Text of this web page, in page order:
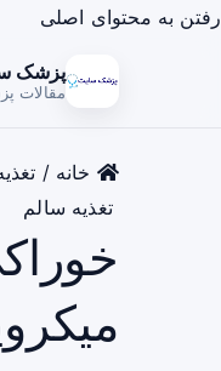
رفتن به محتوای اصلی
پزشک
مقالات
خانه /
تغذیه سالم